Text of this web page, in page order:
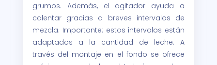
grumos. Además, el agitador ayuda a
calentar gracias a breves intervalos de
mezcla. Importante: estos intervalos están
adaptados a la cantidad de leche. A
través del montaje en el fondo se ofrece